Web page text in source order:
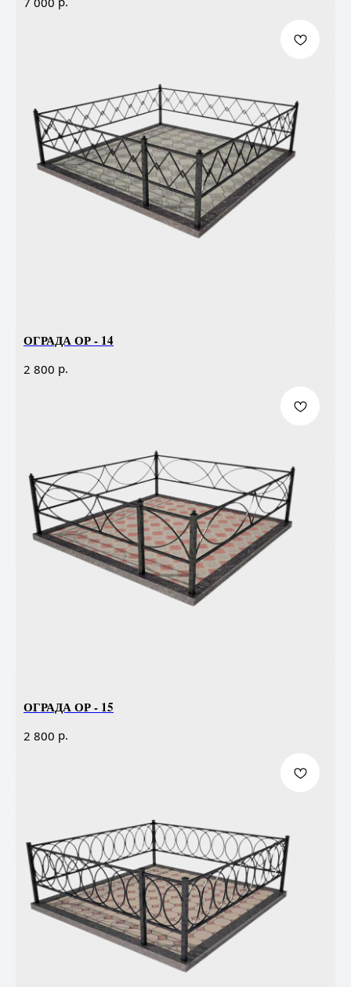
ОГРАДА ОР - 14
2 800 р.
ОГРАДА ОР - 15
2 800 р.